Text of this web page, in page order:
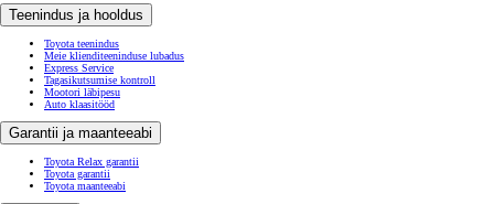
Teenindus ja hooldus
Toyota teenindus
Meie klienditeeninduse lubadus
Express Service
Tagasikutsumise kontroll
Mootori läbipesu
Auto klaasitööd
Garantii ja maanteeabi
Toyota Relax garantii
Toyota garantii
Toyota maanteeabi